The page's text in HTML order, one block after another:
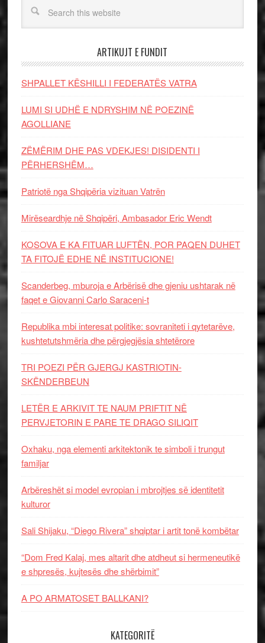
ARTIKUJT E FUNDIT
SHPALLET KËSHILLI I FEDERATËS VATRA
LUMI SI UDHË E NDRYSHIM NË POEZINË
AGOLLIANE
ZËMËRIM DHE PAS VDEKJES! DISIDENTI I
PËRHERSHËM…
Patriotë nga Shqipëria vizituan Vatrën
Mirëseardhje në Shqipëri, Ambasador Eric Wendt
KOSOVA E KA FITUAR LUFTËN, POR PAQEN DUHET
TA FITOJË EDHE NË INSTITUCIONE!
Scanderbeg, mburoja e Arbërisë dhe gjeniu ushtarak në
faqet e Giovanni Carlo Saraceni-t
Republika mbi interesat politike: sovraniteti i qytetarëve,
kushtetutshmëria dhe përgjegjësia shtetërore
TRI POEZI PËR GJERGJ KASTRIOTIN-
SKËNDERBEUN
LETËR E ARKIVIT TE NAUM PRIFTIT NË
PERVJETORIN E PARE TE DRAGO SILIQIT
Oxhaku, nga elementi arkitektonik te simboli i trungut
familjar
Arbëreshët si model evropian i mbrojtjes së identitetit
kulturor
Sali Shijaku, “Diego Rivera” shqiptar i artit tonë kombëtar
“Dom Fred Kalaj, mes altarit dhe atdheut si hermeneutikë
e shpresës, kujtesës dhe shërbimit”
A PO ARMATOSET BALLKANI?
KATEGORITË